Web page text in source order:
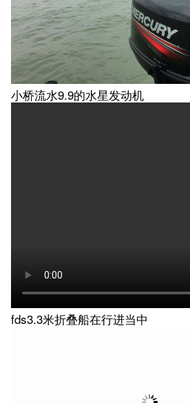
小桥流水9.9的水星发动机
fds3.3米折叠船在行进当中